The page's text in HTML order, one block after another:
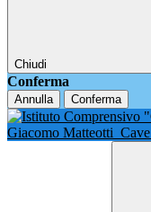
Chiudi
Conferma
Annulla Conferma
Giacomo Matteotti Cave